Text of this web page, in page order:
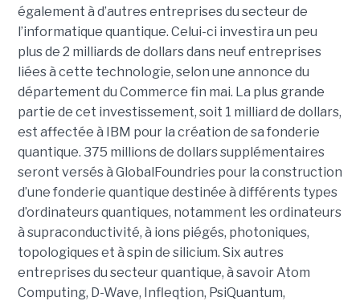
également à d’autres entreprises du secteur de
l’informatique quantique. Celui-ci investira un peu
plus de 2 milliards de dollars dans neuf entreprises
liées à cette technologie, selon une annonce du
département du Commerce fin mai. La plus grande
partie de cet investissement, soit 1 milliard de dollars,
est affectée à IBM pour la création de sa fonderie
quantique. 375 millions de dollars supplémentaires
seront versés à GlobalFoundries pour la construction
d’une fonderie quantique destinée à différents types
d’ordinateurs quantiques, notamment les ordinateurs
à supraconductivité, à ions piégés, photoniques,
topologiques et à spin de silicium. Six autres
entreprises du secteur quantique, à savoir Atom
Computing, D-Wave, Infleqtion, PsiQuantum,